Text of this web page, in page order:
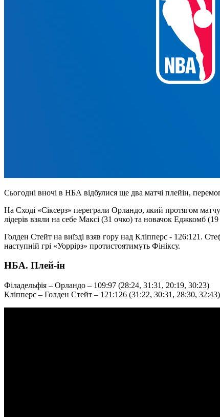
Сьогодні вночі в НБА відбулися ще два матчі плейін,
На Сході «Сіксерз» переграли Орландо, який протягом
лідерів взяли на себе Максі (31 очко) та новачок Еджкомб
Голден Стейт на виїзді взяв гору над Кліпперс - 126:121.
наступній грі «Уоррірз» протистоятимуть Фініксу.
НБА. Плей-ін
Філадельфія – Орландо – 109:97 (28:24, 31:31, 20:19, 30:23)
Кліпперс – Голден Стейт – 121:126 (31:22, 30:31, 28:30, 32:43)